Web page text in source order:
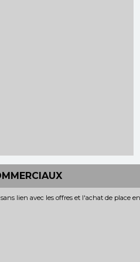
lien avec les offres et l'achat de place